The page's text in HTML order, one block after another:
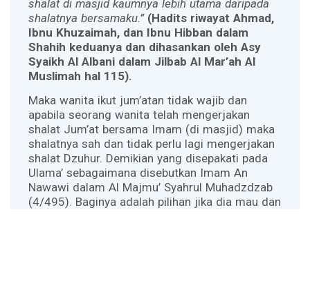
shalat di masjid kaumnya lebih utama daripada
shalatnya bersamaku.” (Hadits riwayat Ahmad,
Ibnu Khuzaimah, dan Ibnu Hibban dalam
Shahih keduanya dan dihasankan oleh Asy
Syaikh Al Albani dalam Jilbab Al Mar’ah Al
Muslimah hal 115).
Maka wanita ikut jum’atan tidak wajib dan
apabila seorang wanita telah mengerjakan
shalat Jum’at bersama Imam (di masjid) maka
shalatnya sah dan tidak perlu lagi mengerjakan
shalat Dzuhur. Demikian yang disepakati pada
Ulama’ sebagaimana disebutkan Imam An
Nawawi dalam Al Majmu’ Syahrul Muhadzdzab
(4/495). Baginya adalah pilihan jika dia mau dan